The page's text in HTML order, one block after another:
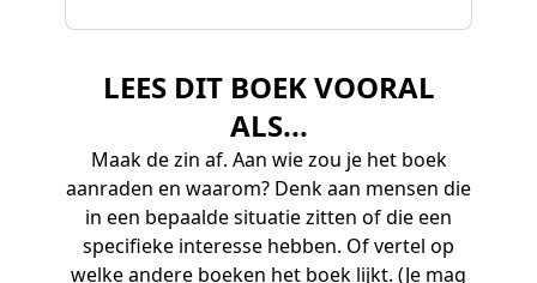
LEES DIT BOEK VOORAL
ALS...
Maak de zin af. Aan wie zou je het boek
aanraden en waarom? Denk aan mensen die
in een bepaalde situatie zitten of die een
specifieke interesse hebben. Of vertel op
welke andere boeken het boek lijkt. (Je mag